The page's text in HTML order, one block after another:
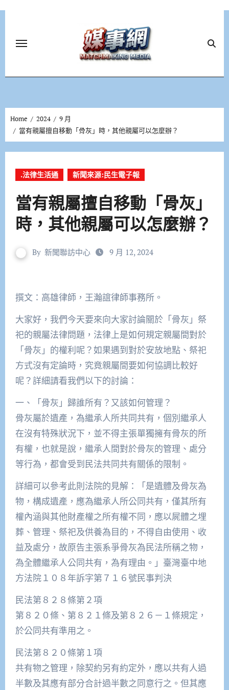
Home 2024
9 月
當有親屬擅自移動「骨灰」時，其他親屬可以怎麼辦？
.法律生活通 新聞來源:民生電子報
當有親屬擅自移動「骨灰」
時，其他親屬可以怎麼辦？
By 新聞聯訪中心 9 月 12, 2024
撰文：高雄律師，王瀚誼律師事務所。
大家好，我們今天要來向大家討論關於「骨灰」祭
祀的親屬法律問題，法律上是如何規定親屬間對於
「骨灰」的權利呢？如果遇到對於安放地點、祭祀
方式沒有定論時，究竟親屬間要如何協調比較好
呢？詳細請看我們以下的討論：
一、「骨灰」歸誰所有？又該如何管理？
骨灰屬於遺產，為繼承人所共同共有，個別繼承人
在沒有特殊狀況下，並不得主張單獨擁有骨灰的所
有權，也就是說，繼承人間對於骨灰的管理、處分
等行為，都會受到民法共同共有關係的限制。
詳細可以參考此則法院的見解：「是遺體及骨灰為
物，構成遺產，應為繼承人所公同共有，僅其所有
權內涵與其他財產權之所有權不同，應以屍體之埋
葬、管理、祭祀及供養為目的，不得自由使用、收
益及處分，故原告主張系爭骨灰為民法所稱之物，
為全體繼承人公同共有，為有理由。」臺灣臺中地
方法院１０８年訴字第７１６號民事判決
民法第８２８條第２項
第８２０條、第８２１條及第８２６－１條規定，
於公同共有準用之。
民法第８２０條第１項
共有物之管理，除契約另有約定外，應以共有人過
半數及其應有部分合計過半數之同意行之。但其應